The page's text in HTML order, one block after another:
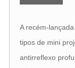
A recém-
tipos de mini
antirreflexo